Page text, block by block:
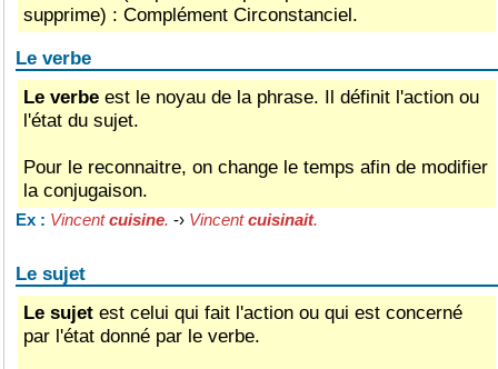
supprime) : Complément Circonstanciel.
Le verbe
Le verbe est le noyau de la phrase. Il définit l'action ou
l'état du sujet.
Pour le reconnaitre, on change le temps afin de modifier
la conjugaison.
Ex : Vincentcuisine. -› Vincentcuisinait.
Le sujet
Le sujet est celui qui fait l'action ou qui est concerné
par l'état donné par le verbe.